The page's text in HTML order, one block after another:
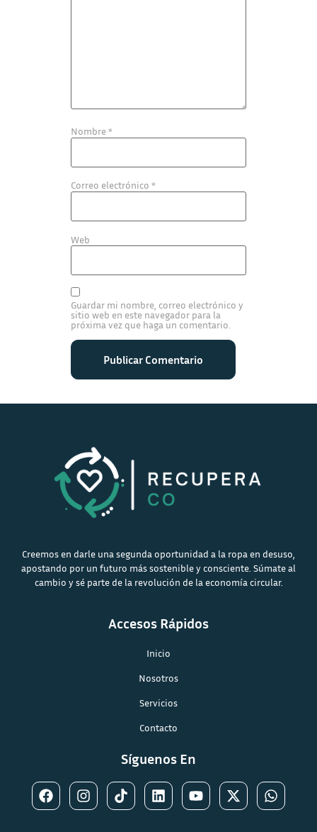
Nombre*
Correo electrónico *
Web
Guardar mi nombre, correo electrónico y
sitio web en este navegador para la
próxima vez que haga un comentario.
Creemos en darle una segunda oportunidad a la ropa en desuso,
apostando por un futuro más sostenible y consciente. Súmate al
cambio y sé parte de la revolución de la economía circular.
Accesos Rápidos
Inicio
Nosotros
Servicios
Contacto
Síguenos En